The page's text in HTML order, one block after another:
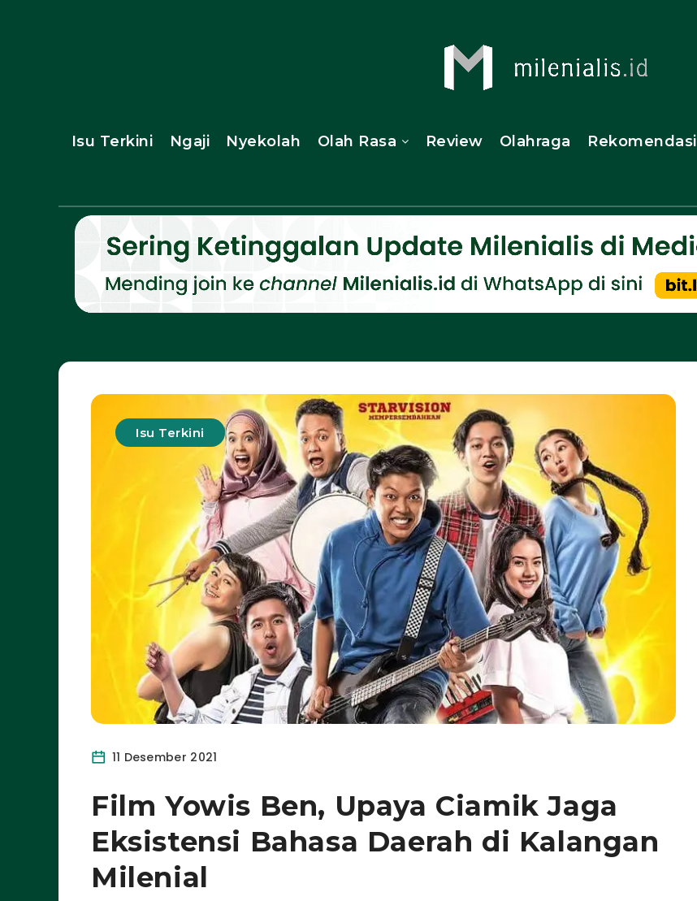
Isu Terkini Ngaji Nyekolah Olah Rasa Review Olahraga Rekomendasi
Isu Terkini
11 Desember 2021
Film Yowis Ben, Upaya Ciamik Jaga
Eksistensi Bahasa Daerah di Kalangan
Milenial